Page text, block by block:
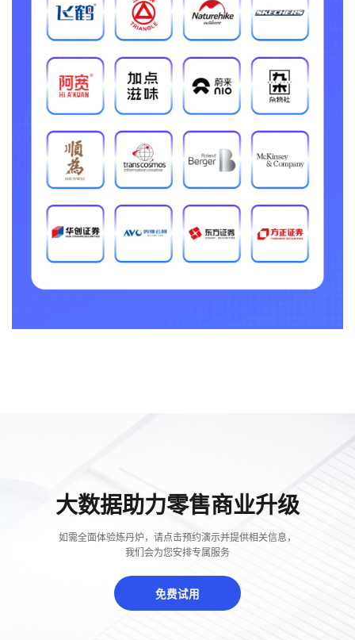
大数据助力零售商业升级
如需全面体验炼丹炉，请点击预约演示并提供相关信息，
我们会为您安排专属服务
免费试用